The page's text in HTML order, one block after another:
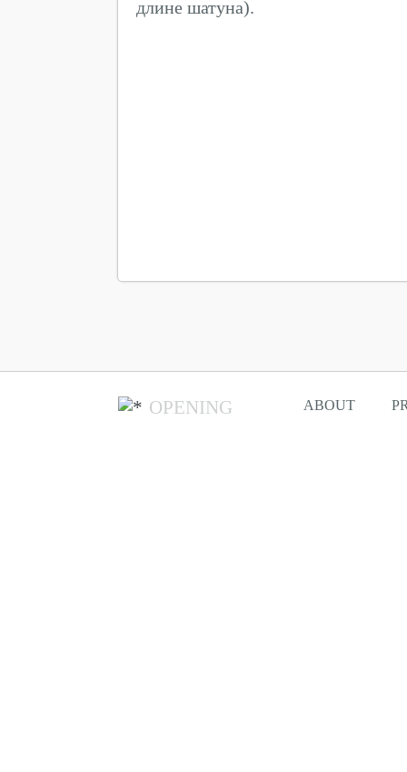
длине шатуна).
OPENING ABOUT